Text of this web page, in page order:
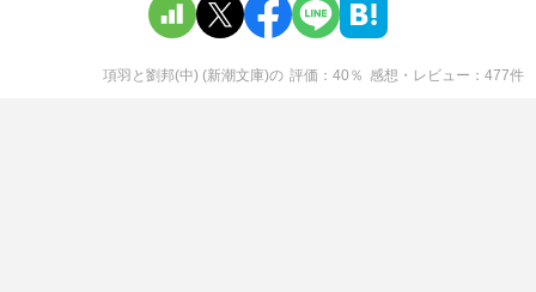
項羽と劉邦(中) (新潮文庫)の 評価 40 ％ 感想・レビュー 477件